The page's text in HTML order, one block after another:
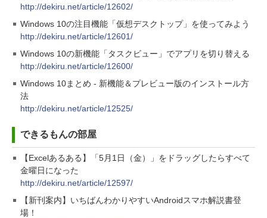
http://dekiru.net/article/12602/
Windows 10の注目機能「仮想デスクトップ」を使ってみよう
http://dekiru.net/article/12601/
Windows 10の新機能「タスクビュー」でアプリを切り替える
http://dekiru.net/article/12600/
Windows 10まとめ - 新機能＆プレビュー版のインストール方
法
http://dekiru.net/article/12525/
できるもんの部屋
【Excelあるある】「5月1日（金）」をドラッグしたらすべて
金曜日になった
http://dekiru.net/article/12597/
【新刊案内】いちばんわかりやすいAndroidスマホ解説書登
場！